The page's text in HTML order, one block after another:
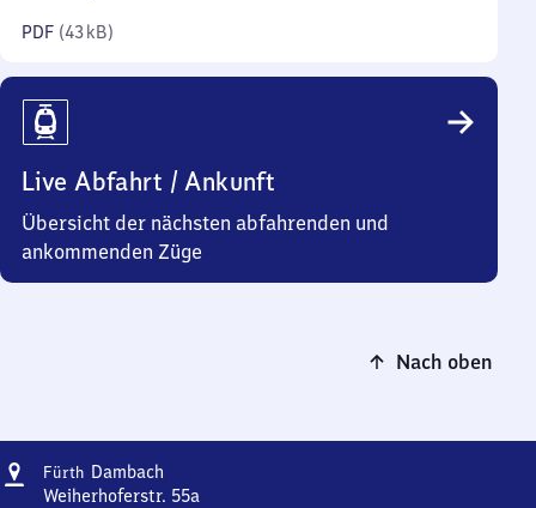
PDF (43 kB)
Live Abfahrt / Ankunft
Übersicht der nächsten abfahrenden und
ankommenden Züge
Nach oben
Adresse
Fürth Dambach
Dambach
Weiherhoferstr. 55a